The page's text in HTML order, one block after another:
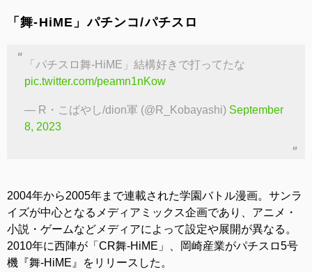
「舞-HiME」パチンコ/パチスロ
「パチスロ舞-HiME」結構好きで打ってたな
pic.twitter.com/peamn1nKow
— R・こばやし/dion軍 (@R_Kobayashi) September
8, 2023
2004年から2005年まで連載された学園バトル漫画。サンラ
イズが中心となるメディアミックス企画であり、アニメ・
小説・ゲームなどメディアによって設定や展開が異なる。
2010年に西陣が「CR舞‐HiME」、岡崎産業がパチスロ5号
機『舞‐HiME』をリリースした。